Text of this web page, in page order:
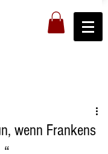
wenn Frankens